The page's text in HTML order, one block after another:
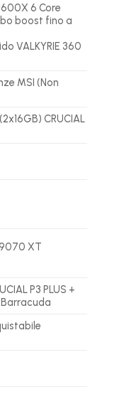
6 Core
boost fino a
VALKYRIE 360
MSI (Non
CRUCIAL
9070 XT
P3 PLUS +
Barracuda